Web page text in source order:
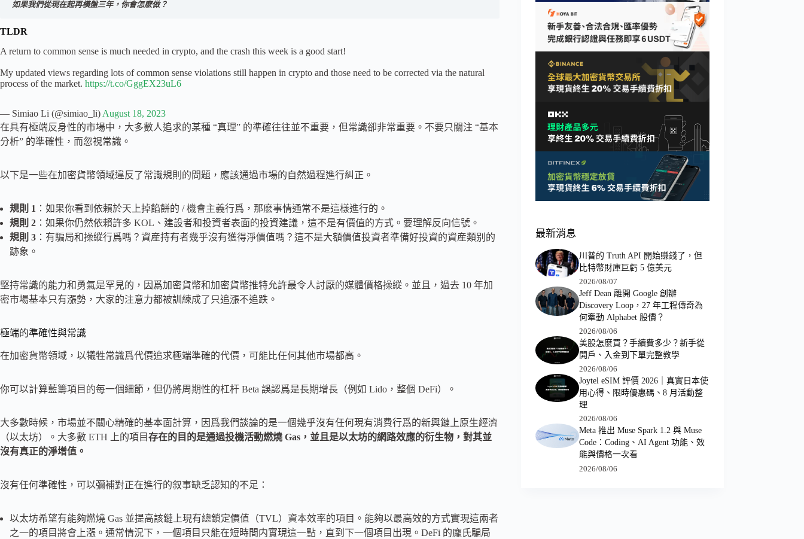
如果我們從現在起再橫盤三年，你會怎麽做？
TLDR
A return to common sense is much needed in crypto, and the crash this week is a good start!
My updated views regarding lots of common sense violations still happen in crypto and those need to be corrected via the natural
process of the market. https://t.co/GggEX23uL6
— Simiao Li (@simiao_li) August 18, 2023
在具有極端反身性的市場中，大多數人追求的某種 “真理” 的準確往往並不重要，但常識卻非常重要。不要只關注 “基本
分析” 的準確性，而忽視常識。
以下是一些在加密貨幣領域違反了常識規則的問題，應該通過市場的自然過程進行糾正。
規則 1 ：如果你看到依賴於天上掉餡餅的 / 機會主義行爲，那麽事情通常不是這樣進行的。
規則 2 ：如果你仍然依賴許多 KOL、建設者和投資者表面的投資建議，這不是有價值的方式。要理解反向信號。
規則 3 ：有騙局和操縱行爲嗎？資産持有者幾乎沒有獲得淨價值嗎？這不是大額價值投資者準備好投資的資産類别的
跡象。
堅持常識的能力和勇氣是罕見的，因爲加密貨幣和加密貨幣推特允許最令人討厭的媒體價格操縱。並且，過去 10 年加
密市場基本只有漲勢，大家的注意力都被訓練成了只追漲不追跌。
極端的準確性與常識
在加密貨幣領域，以犧牲常識爲代價追求極端準確的代價，可能比任何其他市場都高。
你可以計算藍籌項目的每一個細節，但仍將周期性的杠杆 Beta 誤認爲是長期增長（例如 Lido，整個 DeFi）。
大多數時候，市場並不關心精確的基本面計算，因爲我們談論的是一個幾乎沒有任何現有消費行爲的新興鏈上原生經濟
（以太坊）。大多數 ETH 上的項目存在的目的是通過投機活動燃燒 Gas，並且是以太坊的網路效應的衍生物，對其並
沒有真正的淨增值。
沒有任何準確性，可以彌補對正在進行的叙事缺乏認知的不足：
以太坊希望有能夠燃燒 Gas 並提高該鏈上現有總鎖定價值（TVL）資本效率的項目。能夠以最高效的方式實現這兩者
之一的項目將會上漲。通常情況下，一個項目只能在短時間内實現這一點，直到下一個項目出現。DeFi 的龐氏騙局
最新消息
川普的 Truth API 開始賺錢了，但
比特幣財庫巨虧 5 億美元
2026/08/07
Jeff Dean 離開 Google 創辦
Discovery Loop，27 年工程傳奇為
何牽動 Alphabet 股價？
2026/08/06
美股怎麼買？手續費多少？新手從
開戶、入金到下單完整教學
2026/08/06
Joytel eSIM 評價 2026｜真實日本使
用心得、限時優惠碼、8 月活動整
理
2026/08/06
Meta 推出 Muse Spark 1.2 與 Muse
Code：Coding、AI Agent 功能、效
能與價格一次看
2026/08/06